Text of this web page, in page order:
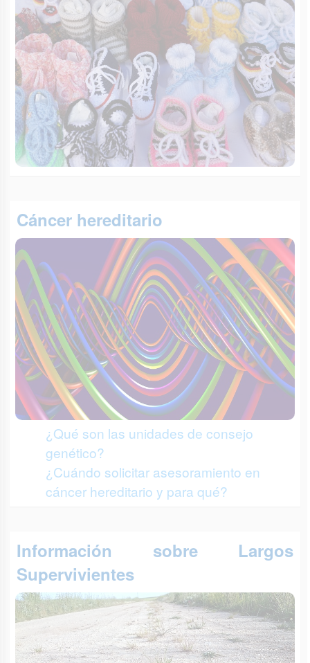
Cáncer hereditario
¿Qué son las unidades de consejo
genético?
¿Cuándo solicitar asesoramiento en
cáncer hereditario y para qué?
Información sobre Largos
Supervivientes